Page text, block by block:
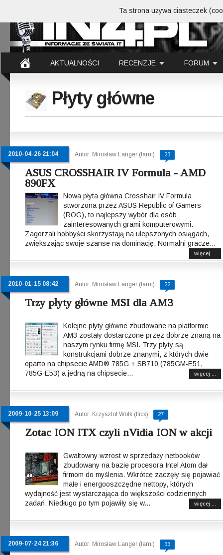
AKTUALNOŚCI RECENZJE FORUM
Płyty główne
2010-04-26 21:04 Autor: Mirosław Langer (lami) 23
ASUS CROSSHAIR IV Formula - AMD
890FX
Nowa płyta główna Crosshair IV Formula
stworzona przez ASUS Republic of Gamers
(ROG), to najlepszy wybór dla osób
zainteresowanych grami komputerowymi.
Zagorzali hobbyści skorzystają na ulepszonych osiągach,
zwiększając swoje szanse na dominację. Normalni gracze...
więcej ...
2010-01-15 08:42 Autor: Mirosław Langer (lami) 22
Trzy płyty główne MSI dla AM3
Kolejne płyty główne zbudowane na platformie
AM3 zostały dostarczone przez dobrze znaną na
naszym rynku firmę MSI. Trzy płyty są
konstrukcjami dobrze znanymi, z których dwie
oparto na chipsecie AMD® 785G + SB710 (785GM-E51,
785G-E53) a jedną na chipsecie...
więcej ...
2009-10-25 13:09 Autor: Krzysztof Wołk (flick) 27
Zotac ION ITX czyli nVidia ION w akcji
Gwałtowny wzrost w sprzedaży netbooków
zbudowany na bazie procesora Intel Atom dał
firmom do myślenia. Wkrótce zaczęły się pojawiać
małe i energooszczędne nettopy, których
wydajność jest wystarczająca do większości codziennych
zadań. Niedługo po tym pojawiły się w...
więcej ...
2009-07-24 21:36 Autor: Mirosław Langer (lami) 33
Ta strona używa ciasteczek